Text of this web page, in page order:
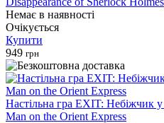
Немає в наявності
Очікується
Купити
949 грн
Настільна гра EXIT: Небіжчик
Man on the Orient Express